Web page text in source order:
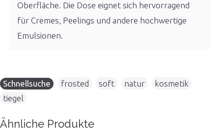
Oberfläche. Die Dose eignet sich hervorragend
für Cremes, Peelings und andere hochwertige
Emulsionen.
Schnellsuche frosted soft natur kosmetik
tiegel
Ähnliche Produkte